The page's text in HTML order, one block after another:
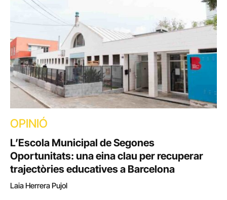
OPINIÓ
L’Escola Municipal de Segones
Oportunitats: una eina clau per recuperar
trajectòries educatives a Barcelona
Laia Herrera Pujol